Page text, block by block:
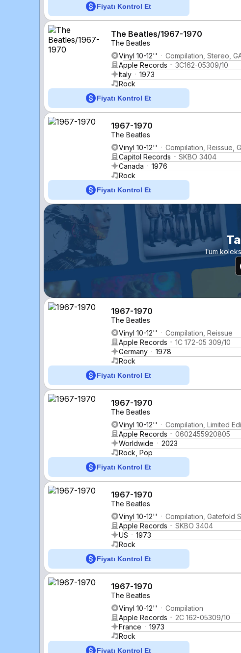
Fiyatı Kontrol Et
The Beatles/1967-1970
The Beatles
Vinyl 10-12''
Compilation, Stereo,
Apple Records
3C162-05309/10
Italy
1973
Rock
Fiyatı Kontrol Et
1967-1970
The Beatles
Vinyl 10-12''
Compilation, Reissue,
Capitol Records
SKBO 3404
Canada
1976
Rock
Fiyatı Kontrol Et
Tüm
1967-1970
The Beatles
Vinyl 10-12''
Compilation, Reissue
Apple Records
1C 172-05 309/10
Germany
1978
Rock
Fiyatı Kontrol Et
1967-1970
The Beatles
Vinyl 10-12''
Compilation, Limited
Apple Records
0602455920805
Worldwide
2023
Rock, Pop
Fiyatı Kontrol Et
1967-1970
The Beatles
Vinyl 10-12''
Compilation, Gatefold
Apple Records
SKBO 3404
US
1973
Rock
Fiyatı Kontrol Et
1967-1970
The Beatles
Vinyl 10-12''
Compilation
Apple Records
2C 162-05309/10
France
1973
Rock
Fiyatı Kontrol Et